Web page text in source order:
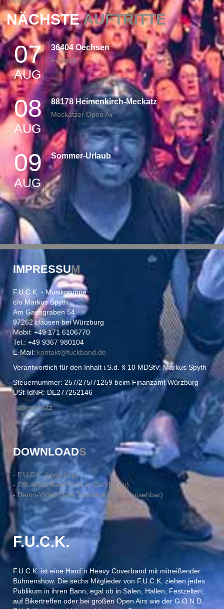
NÄCHSTEAUFTRITTE
07
AUG
36404 Oechsen
Festzelt
08
AUG
88178 Heimenkirch-Meckatz
Meckatzer Open Air
09
AUG
Sommer-Urlaub
IMPRESSUM
F.U.C.K. - Musikgruppe
c/o Markus Spyth
Am Gansgraben 54
97262 Hausen bei Würzburg
Mobil: +49 171 6106770
Tel.: +49 9367 980104
E-Mail: kontakt@fuckband.de
Verantwortlich für den Inhalt i.S.d. § 10 MDStV: Markus Spyth
Steuernummer: 257/275/71259 beim Finanzamt Würzburg
USt-IdNR: DE277252146
Datenschutz
DOWNLOADS
- F.U.C.K.-Logo (zip)
- Offizielles Band-Foto in CMYK (zip)
- Demo-Video (Kein Download, "nur" ansehbar)
F.U.C.K.
F.U.C.K. ist eine Hard´n Heavy Coverband mit mitreißender
Bühnenshow. Die sechs Mitglieder von F.U.C.K. ziehen jedes
Publikum in ihren Bann, egal ob in Sälen, Hallen, Festzelten,
auf Bikertreffen oder bei großen Open Airs wie der G.O.N.D.